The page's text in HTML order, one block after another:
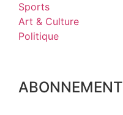
Sports
Art & Culture
Politique
ABONNEMENT